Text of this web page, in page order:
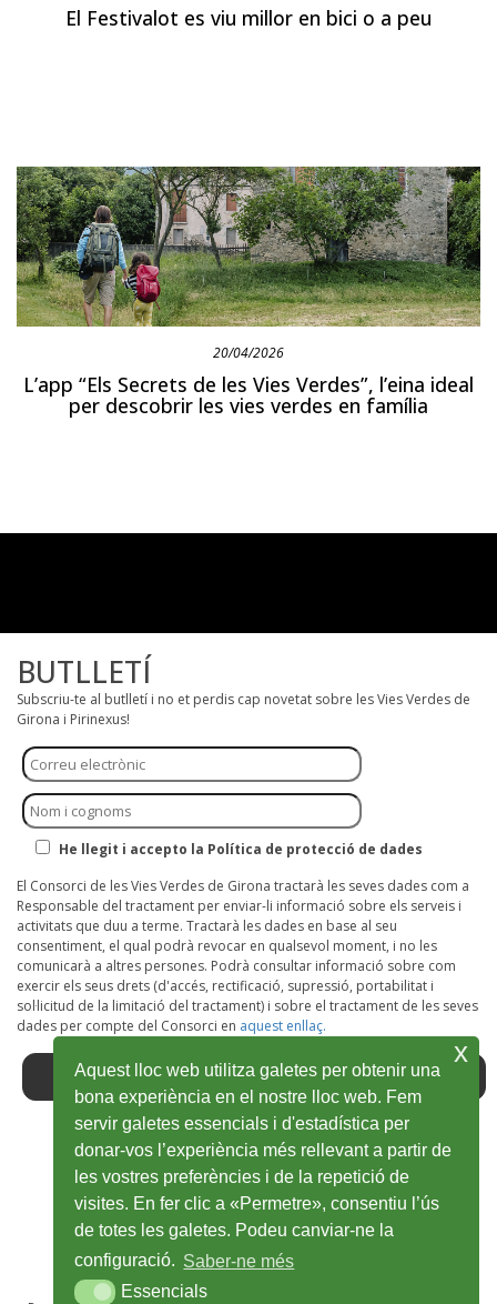
El Festivalot es viu millor en bici o a peu
20/04/2026
L’app “Els Secrets de les Vies Verdes”, l’eina ideal
per descobrir les vies verdes en família
BUTLLETÍ
Subscriu-te al butlletí i no et perdis cap novetat sobre les Vies Verdes de
Girona i Pirinexus!
He llegit i accepto la Política de protecció de dades
El Consorci de les Vies Verdes de Girona tractarà les seves dades com a
Responsable del tractament per enviar-li informació sobre els serveis i
activitats que duu a terme. Tractarà les dades en base al seu
consentiment, el qual podrà revocar en qualsevol moment, i no les
comunicarà a altres persones. Podrà consultar informació sobre com
exercir els seus drets (d'accés, rectificació, supressió, portabilitat i
sol·licitud de la limitació del tractament) i sobre el tractament de les seves
dades per compte del Consorci en aquest enllaç.
Facebook
Obre
en
una
finestra
Twitter
Obre
en
una
finestra
Youtube
Obre
en
una
finestra
Instagram
Obre
en
una
finestra
Wikiloc
Obre
en
una
finestra
Aquest lloc web utilitza galetes per obtenir una
bona experiència en el nostre lloc web. Fem
servir galetes essencials i d'estadística per
donar-vos l’experiència més rellevant a partir de
les vostres preferències i de la repetició de
visites. En fer clic a «Permetre», consentiu l’ús
de totes les galetes. Podeu canviar-ne la
configuració. Saber-ne més
EssencialsEssencials
x